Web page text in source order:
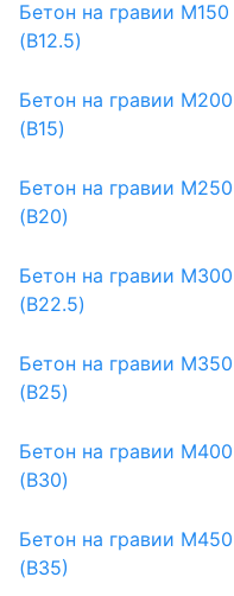
Бетон на гравии М150
(B12.5)
Бетон на гравии М200
(B15)
Бетон на гравии М250
(B20)
Бетон на гравии М300
(B22.5)
Бетон на гравии М350
(B25)
Бетон на гравии М400
(B30)
Бетон на гравии М450
(В35)